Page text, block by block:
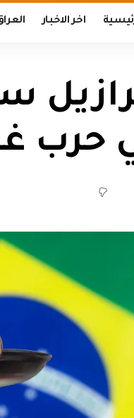
اخر الاخبار
حرب